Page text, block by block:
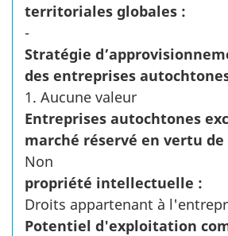
territoriales globales :
-
Stratégie
des entreprises
1. Aucune valeur
Entreprises autochtones
marché réservé en vertu de
Non
propriété intellectuelle :
Droits appartenant à
Potentiel d'exploitation